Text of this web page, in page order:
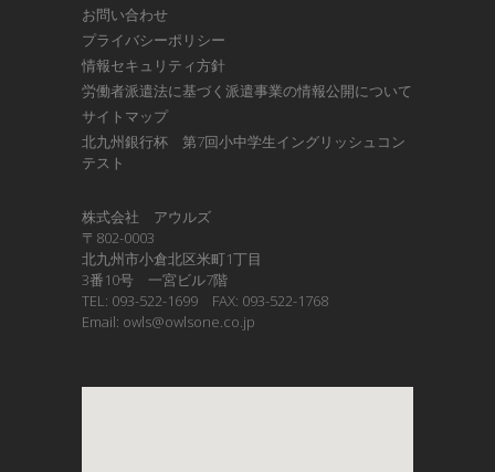
お問い合わせ
プライバシーポリシー
情報セキュリティ方針
労働者派遣法に基づく派遣事業の情報公開について
サイトマップ
北九州銀行杯 第7回小中学生イングリッシュコン
テスト
株式会社 アウルズ
〒802-0003
北九州市小倉北区米町1丁目
3番10号 一宮ビル7階
TEL: 093-522-1699 FAX: 093-522-1768
Email: owls@owlsone.co.jp